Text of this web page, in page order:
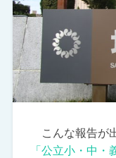
こんな報告が
「公立小・中